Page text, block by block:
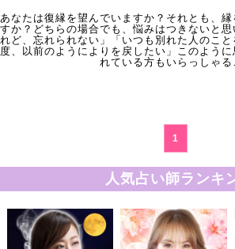
あなたは復縁を望んでいますか？それとも、
すか？どちらの場合でも、悩みはつきないと
れど、忘れられない」「いつも別れた人のこ
度、以前のようによりを戻したい」このよう
れている方もいらっしゃ
1
人気占い師ランキ